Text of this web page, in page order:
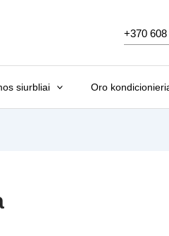
+370
siurbliai Oro